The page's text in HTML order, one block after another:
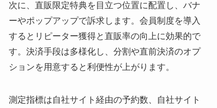
次に、直販限定特典を目立つ位置に配置し、バナ
ーやポップアップで訴求します。会員制度を導入
するとリピーター獲得と直販率の向上に効果的で
す。決済手段は多様化し、分割や直前決済のオプ
ションを用意すると利便性が上がります。
測定指標は自社サイト経由の予約数、自社サイト